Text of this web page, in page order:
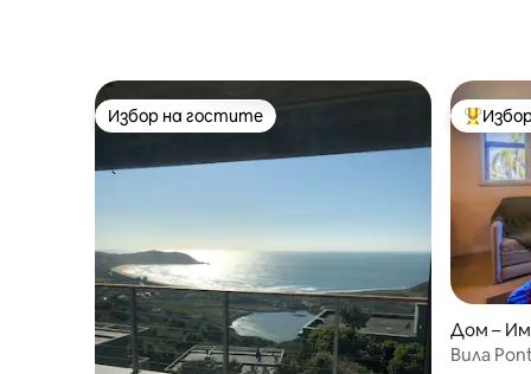
Избор на гостите
Избор на гостите Най-
Дом –
Вила